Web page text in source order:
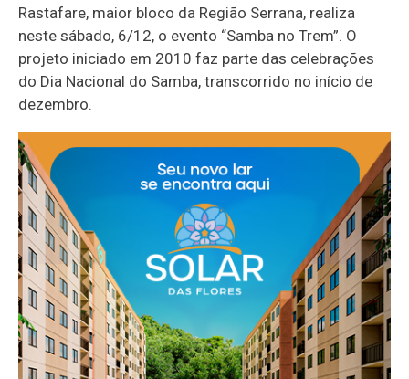
Rastafare, maior bloco da Região Serrana, realiza
neste sábado, 6/12, o evento “Samba no Trem”. O
projeto iniciado em 2010 faz parte das celebrações
do Dia Nacional do Samba, transcorrido no início de
dezembro.